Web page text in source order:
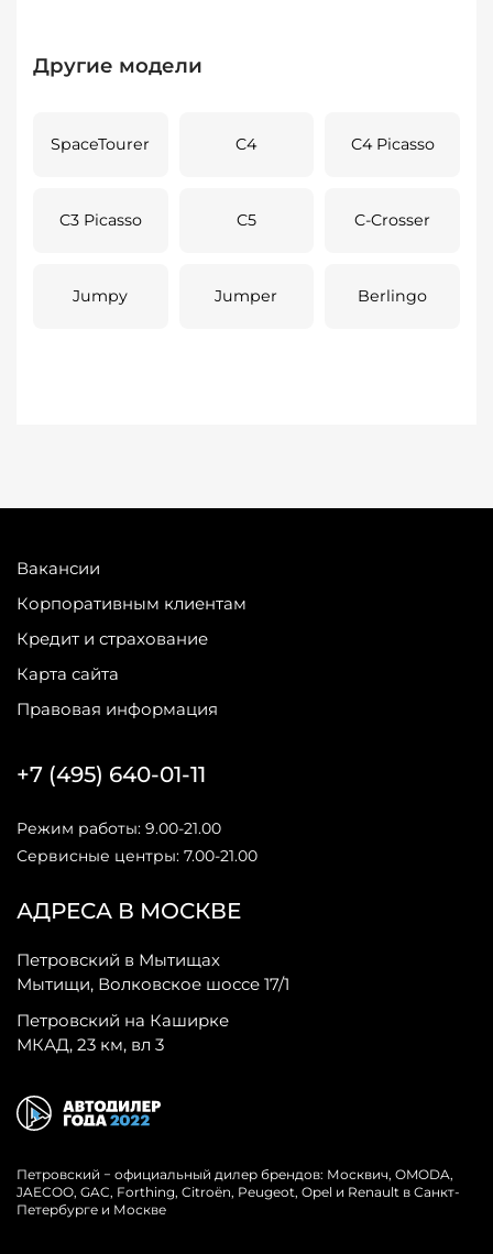
Другие модели
SpaceTourer C4 C4 Picasso
C3 Picasso C5 C-Crosser
Jumpy Jumper Berlingo
Вакансии
Корпоративным клиентам
Кредит и страхование
Карта сайта
Правовая информация
АДРЕСА В МОСКВЕ
Петровский в Мытищах
Мытищи, Волковское шоссе 17/1
Петровский на Каширке
МКАД, 23 км, вл 3
+7 (495) 640-01-11
Режим работы: 9.00-21.00
Сервисные центры: 7.00-21.00
Петровский − официальный дилер брендов: Москвич, OMODA,
JAECOO, GAC, Forthing, Citroёn, Peugeot, Opel и Renault в Санкт-
Петербурге и Москве